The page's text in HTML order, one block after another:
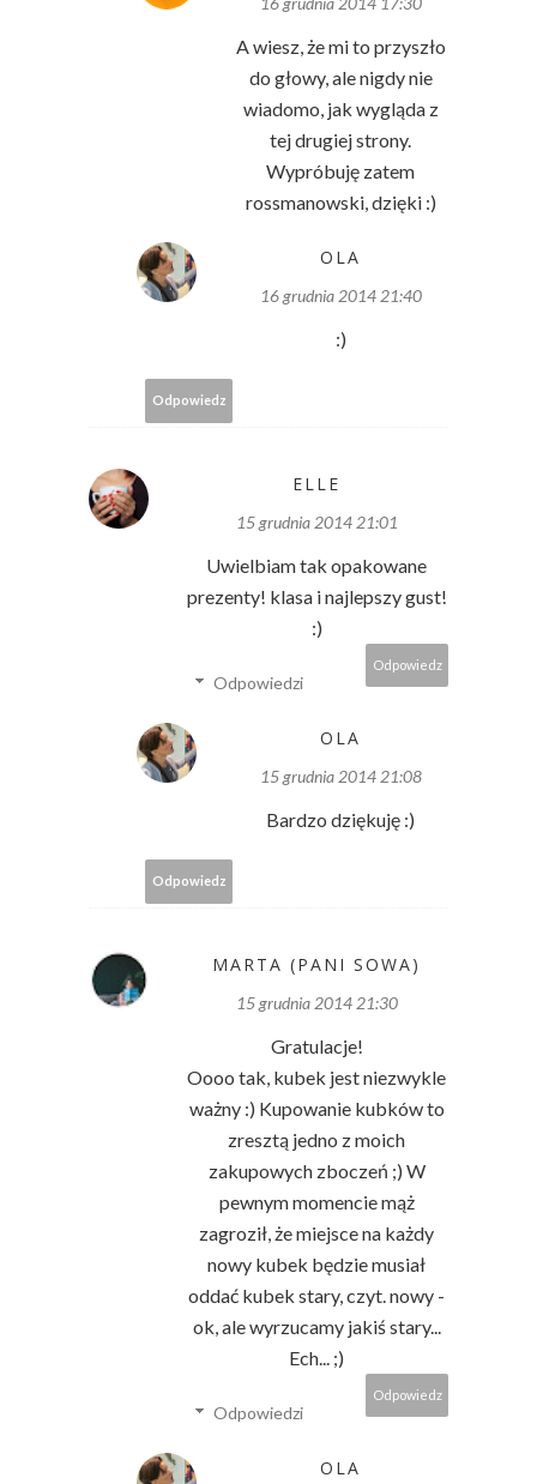
A wiesz, że mi to przyszło
do głowy, ale nigdy nie
wiadomo, jak wygląda z
tej drugiej strony.
Wypróbuję zatem
rossmanowski, dzięki :)
OLA
16 grudnia 2014 21:40
:)
Odpowiedz
ELLE
15 grudnia 2014 21:01
Uwielbiam tak opakowane
prezenty! klasa i najlepszy gust!
:)
Odpowiedz
Odpowiedzi
OLA
15 grudnia 2014 21:08
Bardzo dziękuję :)
Odpowiedz
MARTA (PANI SOWA)
15 grudnia 2014 21:30
Gratulacje!
Oooo tak, kubek jest niezwykle
ważny :) Kupowanie kubków to
zresztą jedno z moich
zakupowych zboczeń ;) W
pewnym momencie mąż
zagroził, że miejsce na każdy
nowy kubek będzie musiał
oddać kubek stary, czyt. nowy -
ok, ale wyrzucamy jakiś stary...
Ech... ;)
Odpowiedz
Odpowiedzi
OLA